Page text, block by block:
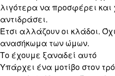
λιγότερα να προσφέρει
αντιδράσει.
Έτσι αλλάζουν οι κλάδοι.
ανασήκωμα των ώμων.
Το έχουμε ξαναδεί αυτό
Υπάρχει ένα μοτίβο στον